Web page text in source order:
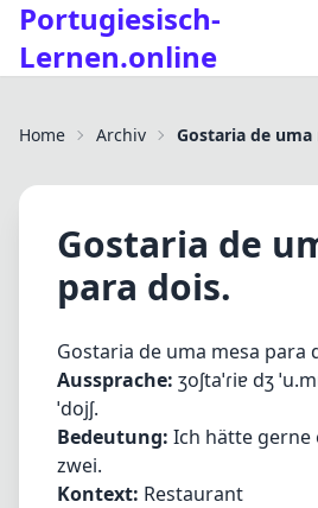
Portugiesisch-
Lernen.online
Home Archiv Gostaria de uma
Gostaria de
para dois.
Gostaria de uma mesa para
Aussprache: ʒoʃtaˈɾiɐ dʒ
ˈdojʃ.
Bedeutung: Ich hätte gerne
zwei.
Kontext: Restaurant